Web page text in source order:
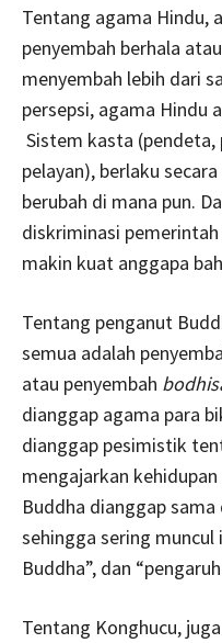
Tentang agama Hindu,
penyembah berhala
menyembah lebih dari
persepsi, agama Hindu
Sistem kasta (pendeta,
pelayan), berlaku
berubah di mana pun.
diskriminasi
makin kuat anggapa
Tentang penganut
semua adalah
atau penyembah
dianggap agama para
dianggap pesimistik
mengajarkan
Buddha dianggap
sehingga sering
Buddha”, dan
Tentang Konghucu,